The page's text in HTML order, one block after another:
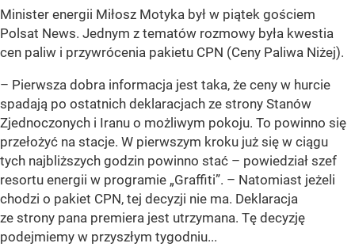
Minister energii Miłosz Motyka był w piątek gościem
Polsat News. Jednym z tematów rozmowy była kwestia
cen paliw i przywrócenia pakietu CPN (Ceny Paliwa Niżej).
– Pierwsza dobra informacja jest taka, że ceny w hurcie
spadają po ostatnich deklaracjach ze strony Stanów
Zjednoczonych i Iranu o możliwym pokoju. To powinno się
przełożyć na stacje. W pierwszym kroku już się w ciągu
tych najbliższych godzin powinno stać – powiedział szef
resortu energii w programie „Graffiti”. – Natomiast jeżeli
chodzi o pakiet CPN, tej decyzji nie ma. Deklaracja
ze strony pana premiera jest utrzymana. Tę decyzję
podejmiemy w przyszłym tygodniu...